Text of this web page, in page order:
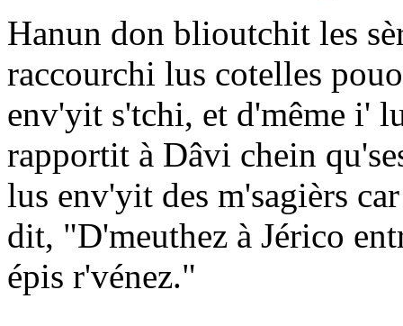
Hanun don blioutchit les
raccourchi lus cotelles
env'yit s'tchi, et d'même i'
rapportit à Dâvi chein
lus env'yit des m'sagièrs
dit, "D'meuthez à Jérico
épis r'vénez."